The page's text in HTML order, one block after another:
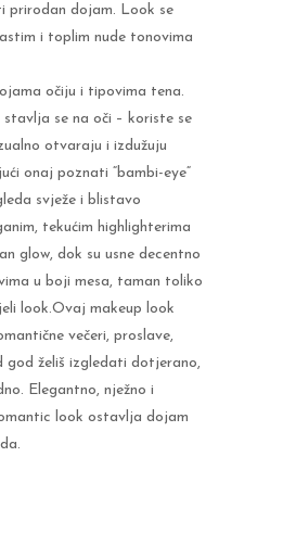
prirodan dojam. Look se
i toplim nude tonovima
očiju i tipovima tena.
stavlja se na oči – koriste se
otvaraju i izdužuju
onaj poznati “bambi-eye“
svježe i blistavo
tekućim highlighterima
glow, dok su usne decentno
u boji mesa, taman toliko
look.Ovaj makeup look
večeri, proslave,
želiš izgledati dotjerano,
Elegantno, nježno i
look ostavlja dojam